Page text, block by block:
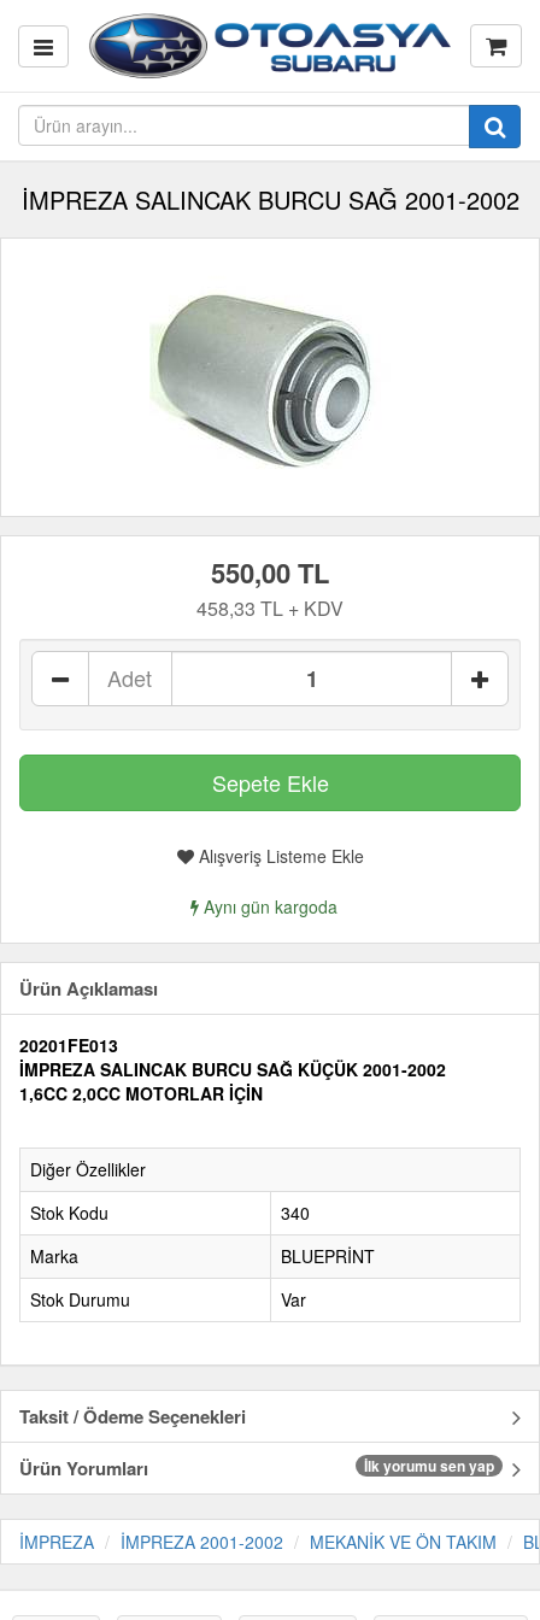
İMPREZA SALINCAK BURCU SAĞ 2001-2002
550,00 TL
458,33 TL + KDV
Adet
Alışveriş Listeme Ekle
Aynı gün kargoda
Ürün Açıklaması
20201FE013
İMPREZA SALINCAK BURCU SAĞ KÜÇÜK 2001-2002
1,6CC 2,0CC MOTORLAR İÇİN
Diğer Özellikler
Stok Kodu
340
Marka
BLUEPRİNT
Stok Durumu
Var
Taksit / Ödeme Seçenekleri
Ürün Yorumları
İlk yorumu sen yap
İMPREZA İMPREZA 2001-2002 MEKANİK VE ÖN TAKIM